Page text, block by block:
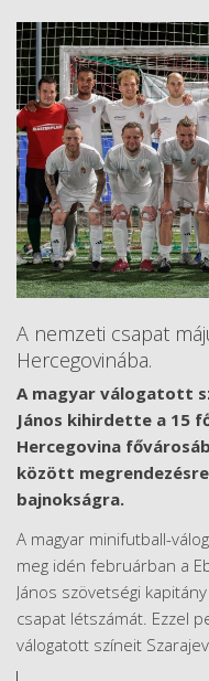
A nemzeti csapat
Hercegovinába.
A magyar válogatott
János kihirdette a 15
Hercegovina
között
bajnokságra.
A magyar minifutball-
meg idén februárban a
János szövetségi
csapat létszámát. Ezzel
válogatott színeit